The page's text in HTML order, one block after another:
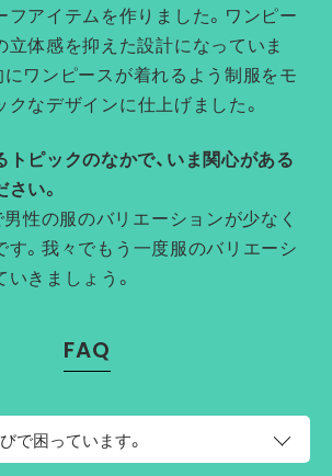
アイテムを作りました。 ワンピー
立体感を抑えた設計になっていま
ワンピースが着れるよう制服をモ
クなデザインに仕上げました。
トピックのなかで、いま関心がある
い。
性の服のバリエーションが少なく
。 我々でもう一度服のバリエーシ
きましょう。
FAQ
で困っています。